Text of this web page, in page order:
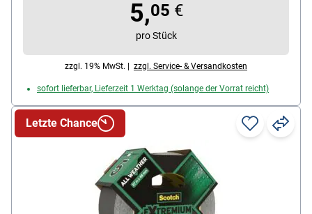
Gesamtdicke: 0.43 mm
Breite des Bandes: 24 mm
5,05 €
pro Stück
zzgl. 19% MwSt. | zzgl. Service- & Versandkosten
sofort lieferbar, Lieferzeit 1 Werktag (solange der Vorrat reicht)
Letzte Chance